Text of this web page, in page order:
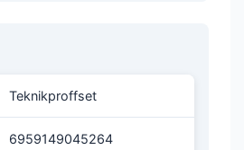
Teknikproffset
6959149045264